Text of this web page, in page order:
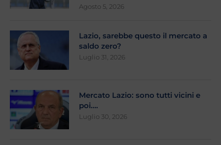
Agosto 5, 2026
Lazio, sarebbe questo il mercato a
saldo zero?
Luglio 31, 2026
Mercato Lazio: sono tutti vicini e
poi….
Luglio 30, 2026